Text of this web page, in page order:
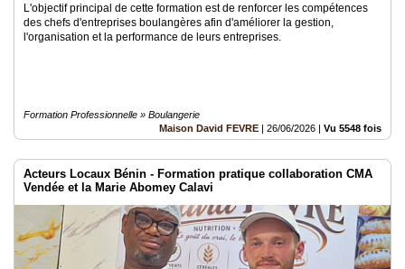
L'objectif principal de cette formation est de renforcer les compétences
des chefs d'entreprises boulangères afin d'améliorer la gestion,
l'organisation et la performance de leurs entreprises.
Formation Professionnelle » Boulangerie
Maison David FEVRE | 26/06/2026 | Vu 5548 fois
Acteurs Locaux Bénin - Formation pratique collaboration CMA
Vendée et la Marie Abomey Calavi